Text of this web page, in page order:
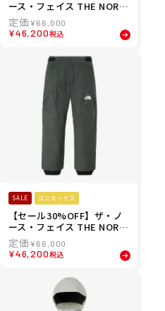
ース・フェイス THE NORT
H FACE スノボー スノボ ス
ノーボード ウェア パンツ レ
イバック ライド パンツ LAY
SE メンズ レディース ユニ
セックス 25-26
¥66,000
¥46,200税込
SALE ユニセックス
【セール30%OFF】ザ・ノ
ース・フェイス THE NORT
H FACE スノボー スノボ ス
ノーボード ウェア パンツ レ
イバック ライド パンツ LAY
AG メンズ レディース ユニ
セックス 25-26
¥66,000
¥46,200税込